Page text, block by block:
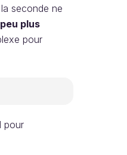
seconde ne
plus
pour
pour